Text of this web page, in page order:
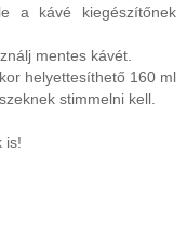
a kávé kiegészítőnek
mentes kávét.
helyettesíthető 160 ml
stimmelni kell.
is!